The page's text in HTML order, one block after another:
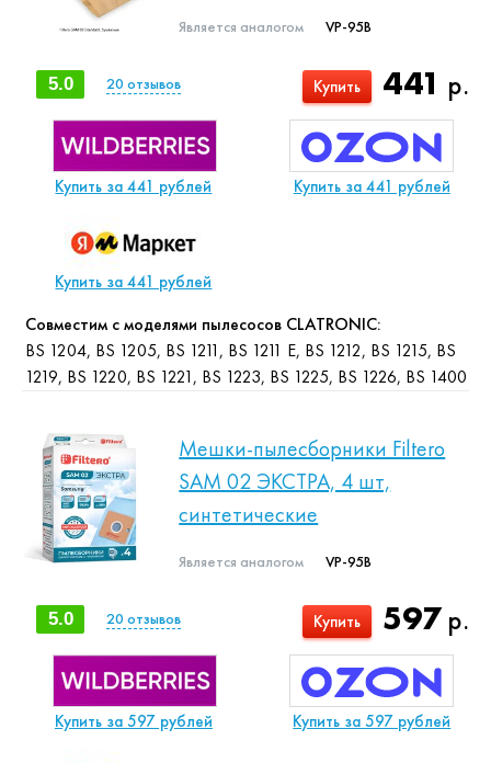
Является аналогом VP-95B
441 р.
Купить
5.0 20 отзывов
Купить за 441 рублей Купить за 441 рублей
Купить за 441 рублей
Совместим с моделями пылесосов CLATRONIC:
BS 1204, BS 1205, BS 1211, BS 1211 E, BS 1212, BS 1215, BS
1219, BS 1220, BS 1221, BS 1223, BS 1225, BS 1226, BS 1400
Мешки-пылесборники Filtero
SAM 02 ЭКСТРА, 4 шт,
синтетические
Является аналогом VP-95B
597р.
Купить
5.0 20 отзывов
Купить за 597 рублей Купить за 597 рублей